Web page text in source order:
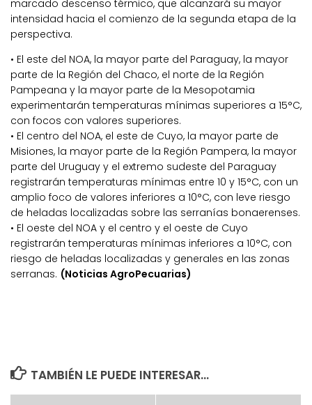
marcado descenso térmico, que alcanzará su mayor
intensidad hacia el comienzo de la segunda etapa de la
perspectiva.
• El este del NOA, la mayor parte del Paraguay, la mayor
parte de la Región del Chaco, el norte de la Región
Pampeana y la mayor parte de la Mesopotamia
experimentarán temperaturas mínimas superiores a 15°C,
con focos con valores superiores.
• El centro del NOA, el este de Cuyo, la mayor parte de
Misiones, la mayor parte de la Región Pampera, la mayor
parte del Uruguay y el extremo sudeste del Paraguay
registrarán temperaturas mínimas entre 10 y 15°C, con un
amplio foco de valores inferiores a 10°C, con leve riesgo
de heladas localizadas sobre las serranías bonaerenses.
• El oeste del NOA y el centro y el oeste de Cuyo
registrarán temperaturas mínimas inferiores a 10°C, con
riesgo de heladas localizadas y generales en las zonas
serranas. (Noticias AgroPecuarias)
TAMBIÉN LE PUEDE INTERESAR...